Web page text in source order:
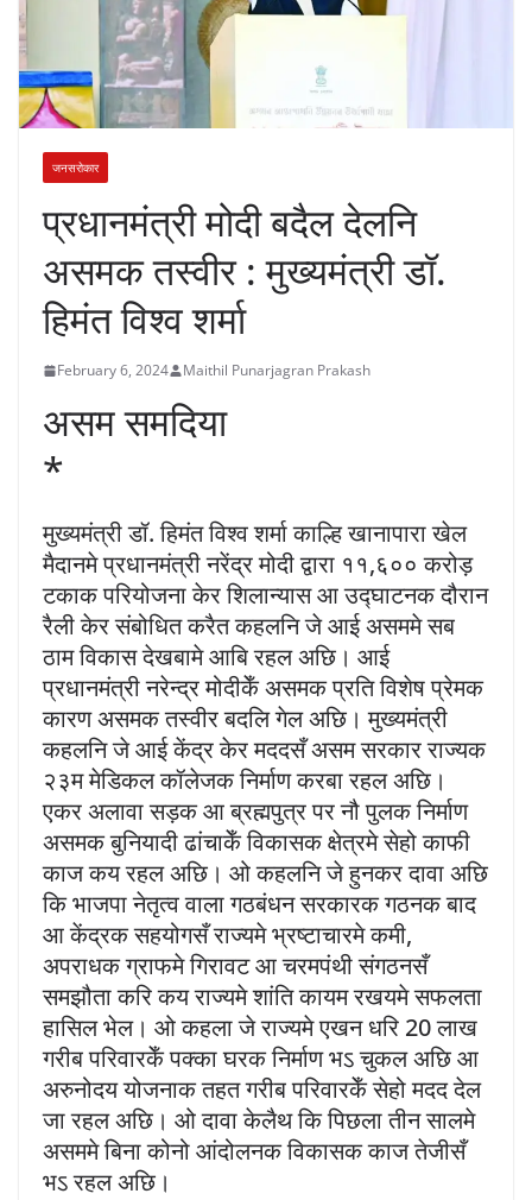
जनसरोकार
प्रधानमंत्री मोदी बदैल देलनि
असमक तस्वीर : मुख्यमंत्री डॉ.
हिमंत विश्व शर्मा
February 6, 2024 Maithil Punarjagran Prakash
असम समदिया
*
मुख्यमंत्री डॉ. हिमंत विश्व शर्मा काल्हि खानापारा खेल
मैदानमे प्रधानमंत्री नरेंद्र मोदी द्वारा ११,६०० करोड़
टकाक परियोजना केर शिलान्यास आ उद्घाटनक दौरान
रैली केर संबोधित करैत कहलनि जे आई असममे सब
ठाम विकास देखबामे आबि रहल अछि। आई
प्रधानमंत्री नरेन्द्र मोदीकेँ असमक प्रति विशेष प्रेमक
कारण असमक तस्वीर बदलि गेल अछि। मुख्यमंत्री
कहलनि जे आई केंद्र केर मददसँ असम सरकार राज्यक
२३म मेडिकल कॉलेजक निर्माण करबा रहल अछि।
एकर अलावा सड़क आ ब्रह्मपुत्र पर नौ पुलक निर्माण
असमक बुनियादी ढांचाकेँ विकासक क्षेत्रमे सेहो काफी
काज कय रहल अछि। ओ कहलनि जे हुनकर दावा अछि
कि भाजपा नेतृत्व वाला गठबंधन सरकारक गठनक बाद
आ केंद्रक सहयोगसँ राज्यमे भ्रष्टाचारमे कमी,
अपराधक ग्राफमे गिरावट आ चरमपंथी संगठनसँ
समझौता करि कय राज्यमे शांति कायम रखयमे सफलता
हासिल भेल। ओ कहला जे राज्यमे एखन धरि 20 लाख
गरीब परिवारकेँ पक्का घरक निर्माण भऽ चुकल अछि आ
अरुनोदय योजनाक तहत गरीब परिवारकेँ सेहो मदद देल
जा रहल अछि। ओ दावा केलैथ कि पिछला तीन सालमे
असममे बिना कोनो आंदोलनक विकासक काज तेजीसँ
भऽ रहल अछि।